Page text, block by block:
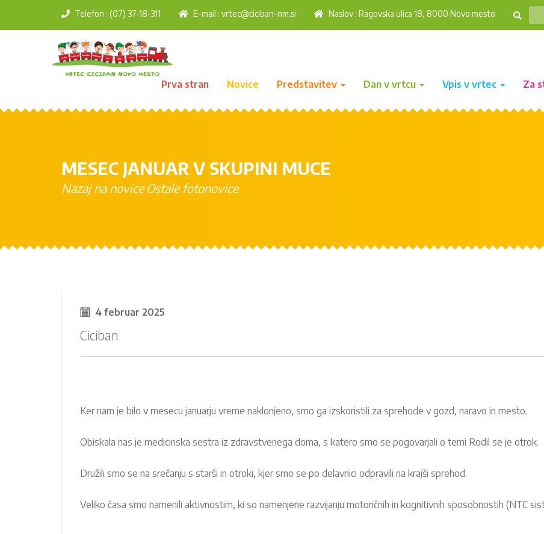
Telefon : (07) 37-18-311 E-mail : vrtec@ciciban-nm.si Naslov : Ragovska ulica 18, 8000 Novo mesto
Prva stran Novice Predstavitev Dan v vrtcu Vpis v vrtec Za
MESEC JANUAR V SKUPINI MUCE
Nazaj na novice Ostale fotonovice
4 februar 2025
Ciciban
Ker nam je bilo v mesecu januarju vreme naklonjeno, smo ga izskoristili za sprehode v gozd, naravo in mesto.
Obiskala nas je medicinska sestra iz zdravstvenega doma, s katero smo se pogovarjali o temi Rodil se je otrok.
Družili smo se na srečanju s starši in otroki, kjer smo se po delavnici odpravili na krajši sprehod.
Veliko časa smo namenili aktivnostim, ki so namenjene razvijanju motoričnih in kognitivnih sposobnostih (NTC